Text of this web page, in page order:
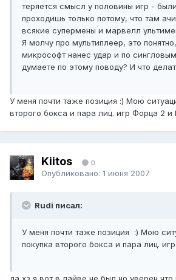
теряется смысл у половины игр -
проходишь только потому, что там
всякие супермены и марвелл
Я молчу про мультиплеер, это
микрософт нанес удар и по
думаете по этому поводу? И что
У меня почти таже позиция :) Мою
второго бокса и пара лиц. игр Форца 2
Kiitos 0
Опубликовано: 1 июня 2007
Rudi писал:
У меня почти таже позиция :) Мою
покупка второго бокса и пара лиц.